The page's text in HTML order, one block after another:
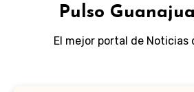
Pulso
El mejor portal de Noticias